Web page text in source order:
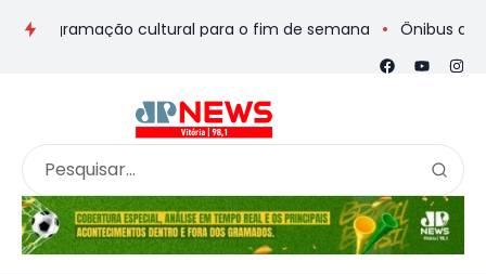
cultural para o fim de semana Ônibus de